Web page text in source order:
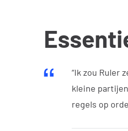
“Ik zou Ruler
kleine
regels op